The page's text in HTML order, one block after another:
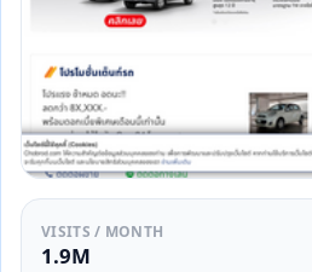
VISITS / MONTH
1.9M